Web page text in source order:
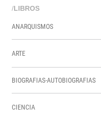
/LIBROS
ANARQUISMOS
ARTE
BIOGRAFIAS-AUTOBIOGRAFIAS
CIENCIA